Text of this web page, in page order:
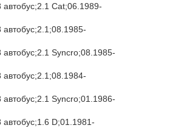
Cat;06.1989-
Syncro;08.1985-
Syncro;01.1986-
D;01.1981-